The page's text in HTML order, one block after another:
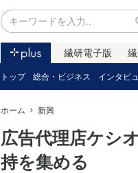
繊研電子版
トップ 総合・ビジネス インタビ
ホーム 新興
広告代理店ケシ
持を集める